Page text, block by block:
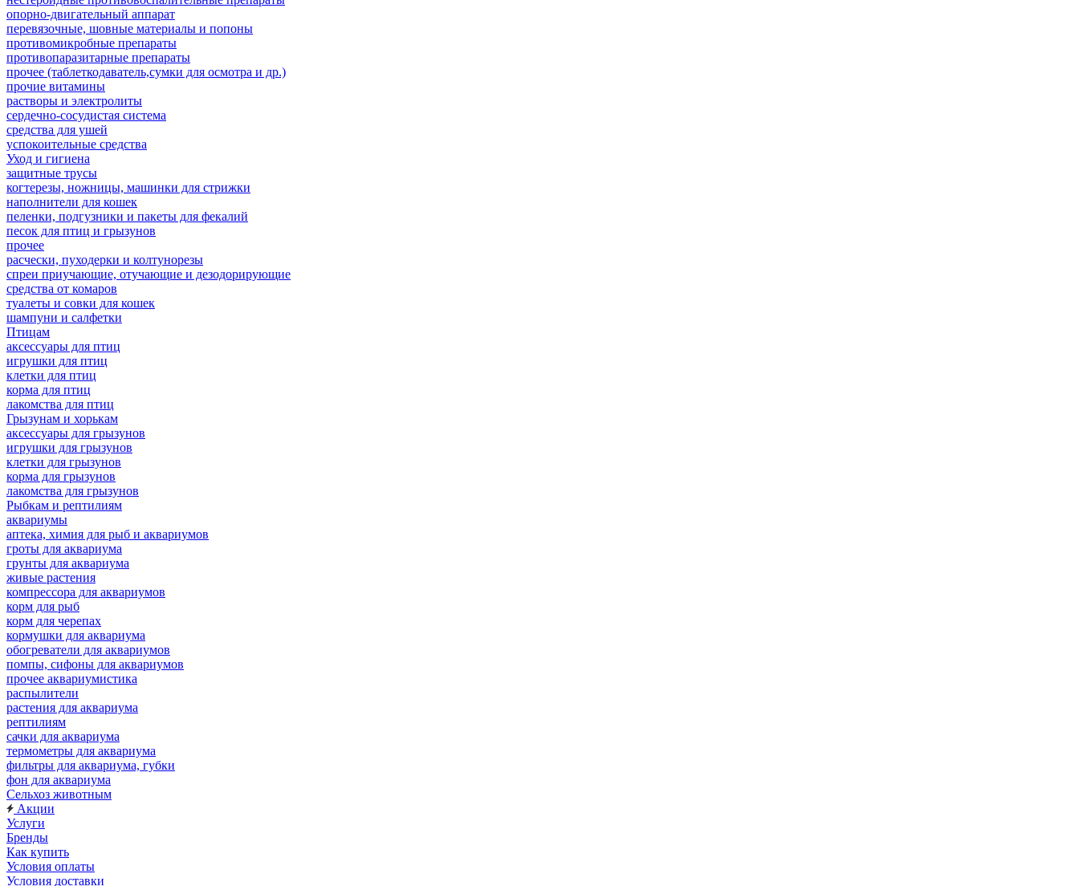
опорно-двигательный аппарат
перевязочные, шовные материалы и попоны
противомикробные препараты
противопаразитарные препараты
прочее (таблеткодаватель,сумки для осмотра и др.)
прочие витамины
растворы и электролиты
сердечно-сосудистая система
средства для ушей
успокоительные средства
Уход и гигиена
защитные трусы
когтерезы, ножницы, машинки для стрижки
наполнители для кошек
пеленки, подгузники и пакеты для фекалий
песок для птиц и грызунов
прочее
расчески, пуходерки и колтунорезы
спреи приучающие, отучающие и дезодорирующие
средства от комаров
туалеты и совки для кошек
шампуни и салфетки
Птицам
аксессуары для птиц
игрушки для птиц
клетки для птиц
корма для птиц
лакомства для птиц
Грызунам и хорькам
аксессуары для грызунов
игрушки для грызунов
клетки для грызунов
корма для грызунов
лакомства для грызунов
Рыбкам и рептилиям
аквариумы
аптека, химия для рыб и аквариумов
гроты для аквариума
грунты для аквариума
живые растения
компрессора для аквариумов
корм для рыб
корм для черепах
кормушки для аквариума
обогреватели для аквариумов
помпы, сифоны для аквариумов
прочее аквариумистика
распылители
растения для аквариума
рептилиям
сачки для аквариума
термометры для аквариума
фильтры для аквариума, губки
фон для аквариума
Сельхоз животным
Акции
Услуги
Бренды
Как купить
Условия оплаты
Условия доставки